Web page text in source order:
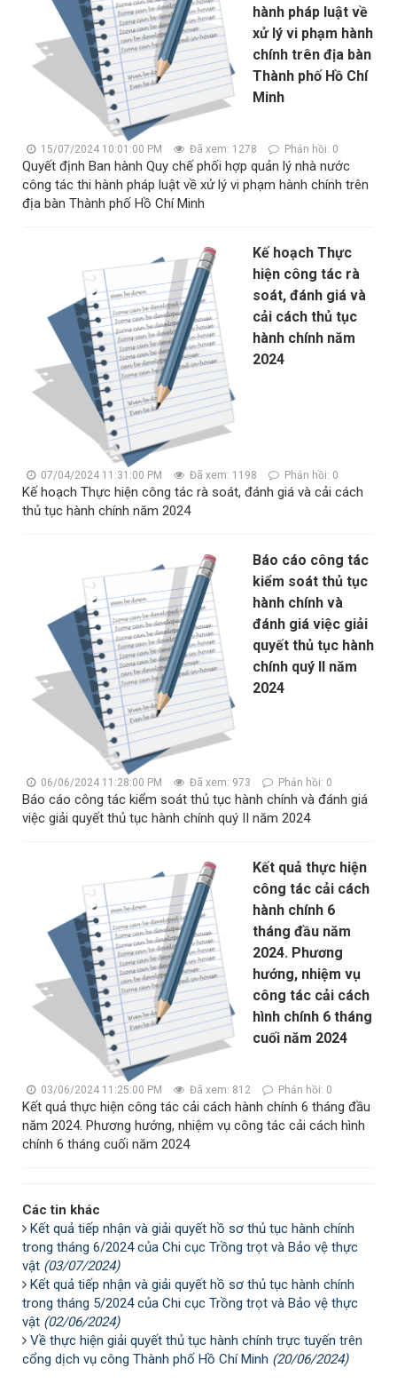
hành pháp luật về
xử lý vi phạm hành
chính trên địa bàn
Thành phố Hồ Chí
Minh
15/07/2024 10:01:00 PM Đã xem: 1278 Phản hồi: 0
Quyết định Ban hành Quy chế phối hợp quản lý nhà nước
công tác thi hành pháp luật về xử lý vi phạm hành chính trên
địa bàn Thành phố Hồ Chí Minh
Kế hoạch Thực
hiện công tác rà
soát, đánh giá và
cải cách thủ tục
hành chính năm
2024
07/04/2024 11:31:00 PM Đã xem: 1198 Phản hồi: 0
Kế hoạch Thực hiện công tác rà soát, đánh giá và cải cách
thủ tục hành chính năm 2024
Báo cáo công tác
kiểm soát thủ tục
hành chính và
đánh giá việc giải
quyết thủ tục hành
chính quý II năm
2024
06/06/2024 11:28:00 PM Đã xem: 973 Phản hồi: 0
Báo cáo công tác kiểm soát thủ tục hành chính và đánh giá
việc giải quyết thủ tục hành chính quý II năm 2024
Kết quả thực hiện
công tác cải cách
hành chính 6
tháng đầu năm
2024. Phương
hướng, nhiệm vụ
công tác cải cách
hình chính 6 tháng
cuối năm 2024
03/06/2024 11:25:00 PM Đã xem: 812 Phản hồi: 0
Kết quả thực hiện công tác cải cách hành chính 6 tháng đầu
năm 2024. Phương hướng, nhiệm vụ công tác cải cách hình
chính 6 tháng cuối năm 2024
Các tin khác
Kết quả tiếp nhận và giải quyết hồ sơ thủ tục hành chính
trong tháng 6/2024 của Chi cục Trồng trọt và Bảo vệ thực
vật (03/07/2024)
Kết quả tiếp nhận và giải quyết hồ sơ thủ tục hành chính
trong tháng 5/2024 của Chi cục Trồng trọt và Bảo vệ thực
vật (02/06/2024)
Về thực hiện giải quyết thủ tục hành chính trực tuyến trên
cổng dịch vụ công Thành phố Hồ Chí Minh (20/06/2024)